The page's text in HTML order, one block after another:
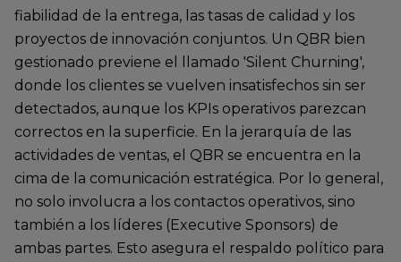
fiabilidad de la entrega, las tasas de calidad y los
proyectos de innovación conjuntos. Un QBR bien
gestionado previene el llamado 'Silent Churning',
donde los clientes se vuelven insatisfechos sin ser
detectados, aunque los KPIs operativos parezcan
correctos en la superficie. En la jerarquía de las
actividades de ventas, el QBR se encuentra en la
cima de la comunicación estratégica. Por lo general,
no solo involucra a los contactos operativos, sino
también a los líderes (Executive Sponsors) de
ambas partes. Esto asegura el respaldo político para